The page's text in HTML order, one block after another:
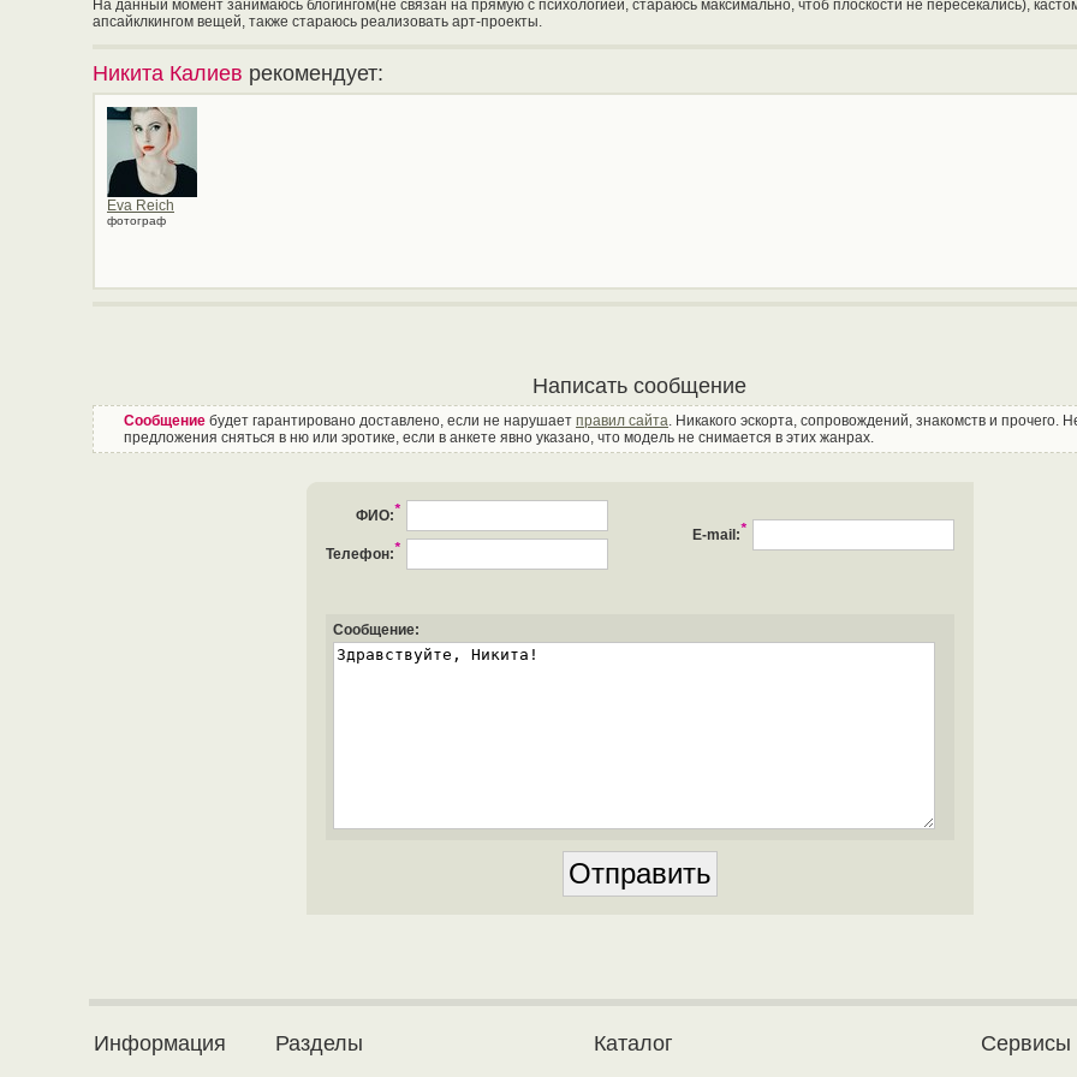
На данный момент занимаюсь блогингом(не связан на прямую с психологией, стараюсь максимально, чтоб плоскости не пересекались),
апсайклкингом вещей, также стараюсь реализовать арт-проекты.
Никита Калиев рекомендует:
Eva Reich
фотограф
Написать сообщение
Сообщение будет гарантировано доставлено, если не нарушает правил сайта. Никакого эскорта, сопровождений, знакомств и прочего.
предложения сняться в ню или эротике, если в анкете явно указано, что модель не снимается в этих жанрах.
ФИО:*
Телефон:*
E-mail:*
Сообщение:
Информация Разделы Каталог Сервисы